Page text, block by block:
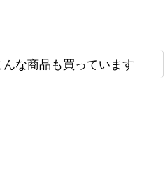
な商品も買っています